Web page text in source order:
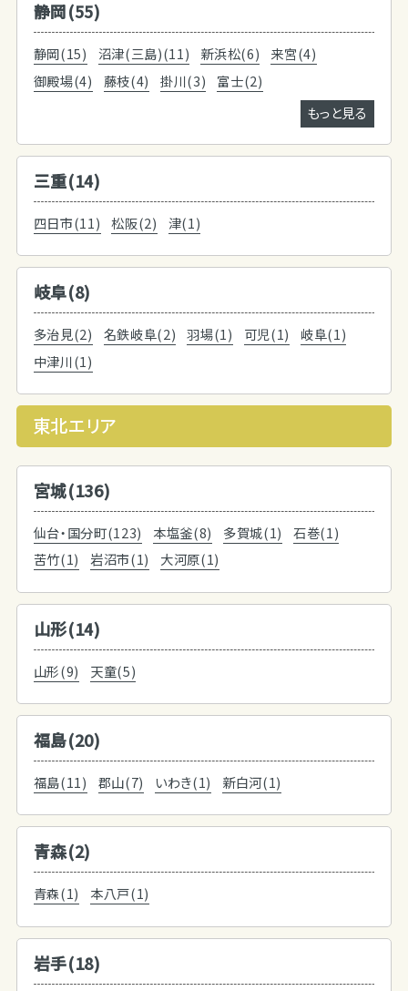
静岡(55)
静岡(15) 沼津(三島)(11) 新浜松(6)
来宮(4)
御殿場(4)
藤枝(4) 掛川(3)
富士(2)
もっと見る
三重(14)
四日市(11) 松阪(2) 津(1)
岐阜(8)
多治見(2) 名鉄岐阜(2) 羽場(1) 可児(1)
岐阜(1)
中津川(1)
東北エリア
宮城(136)
仙台・国分町(123) 本塩釜(8) 多賀城(1)
石巻(1)
苦竹(1)
岩沼市(1) 大河原(1)
山形(14)
山形(9) 天童(5)
福島(20)
福島(11) 郡山(7) いわき(1) 新白河(1)
青森(2)
青森(1) 本八戸(1)
岩手(18)